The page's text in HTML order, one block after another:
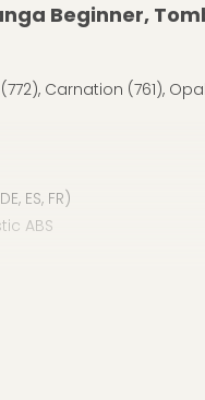
Beginner,
Carnation (761),
ES, FR)
ABS